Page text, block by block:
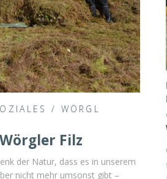
/ WÖRGL
Filz
der Natur, dass es in unserem
nicht mehr umsonst gibt –